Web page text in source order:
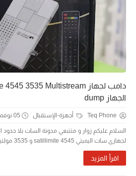
الجهاز dump
Teq Phone أجهزة-الإستقبال 05 نوفمبر 2020
السلام عليكم زوار و متتبعي مدونة السات بلا حدود
لجهازي سات اليميتي satillimite 4545 و 3535 مولتيستريم Multistream لح...
اقرأ المزيد